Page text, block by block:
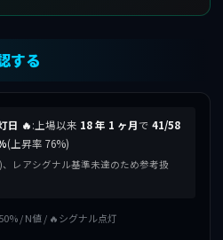
する
日 🔥:上場以来 18 年 1 ヶ月で 41/58
(上昇率 76%)
、レアシグナル基準未達のため参考扱
/ N値 / 🔥シグナル点灯